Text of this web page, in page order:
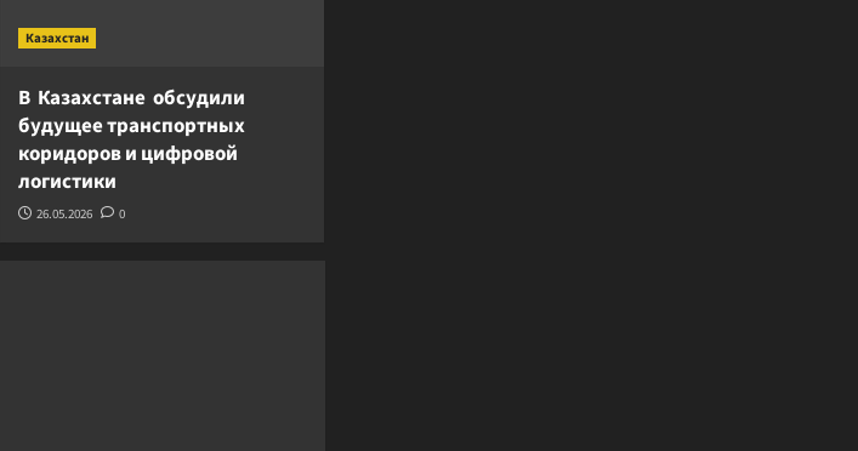
Казахстан
В Казахстане обсудили
будущее транспортных
коридоров и цифровой
логистики
26.05.2026 0